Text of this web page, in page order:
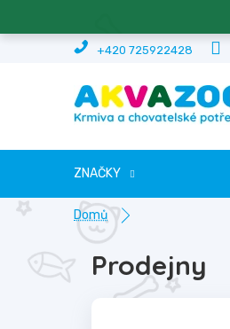
+420 725922428
ZNAČKY
Domů
Prodejny